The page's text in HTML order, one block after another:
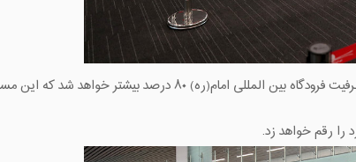
به گفته مسئولان شرکت شهر فرودگاهی امام خمینی(ره) ‌با بهره برداری از ترمینال گالری سلام، ظرفیت فرودگاه
را رقم خواهد زد.